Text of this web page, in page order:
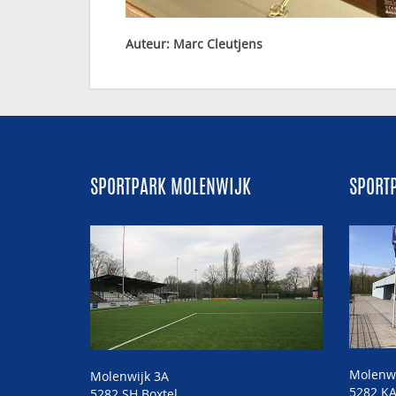
Auteur: Marc Cleutjens
SPORTPARK MOLENWIJK
Molenwijk 3A
5282